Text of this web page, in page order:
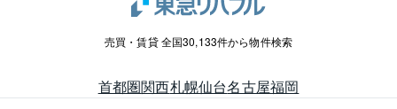
売買・賃貸 全国30,133件から物件検索
首都圏関西札幌仙台名古屋福岡